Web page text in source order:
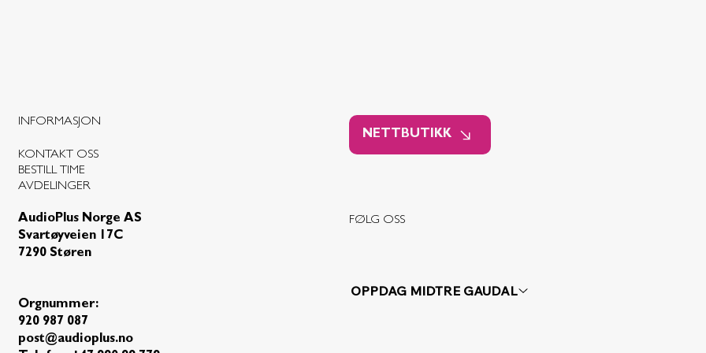
NETTBUTIKK
FØLG OSS
OPPDAG MIDTRE GAUDAL
INFORMASJON
KONTAKT OSS
BESTILL TIME
AVDELINGER
AudioPlus Norge AS
Svartøyveien 17C
7290 Støren
Orgnummer:
920 987 087
post@audioplus.no